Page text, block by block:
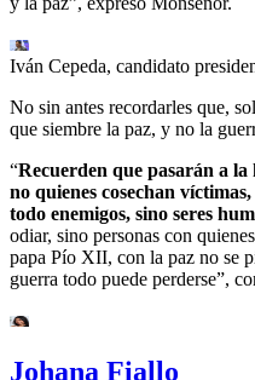
Iván Cepeda, candidato
No sin antes recordarles que,
que siembre la paz, y no la
“Recuerden que pasarán a
no quienes cosechan
todo enemigos, sino seres
odiar, sino personas con
papa Pío XII, con la paz no se
guerra todo puede perderse”,
Johana Fiallo